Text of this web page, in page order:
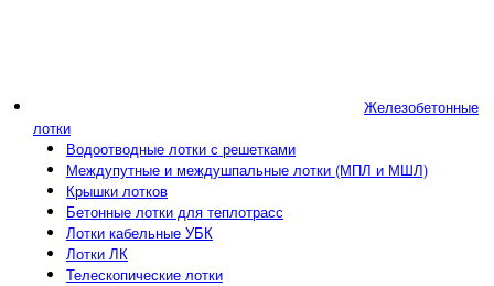
Железобетонные
лотки
Водоотводные лотки с решетками
Междупутные и междушпальные лотки (МПЛ и МШЛ)
Крышки лотков
Бетонные лотки для теплотрасс
Лотки кабельные УБК
Лотки ЛК
Телескопические лотки